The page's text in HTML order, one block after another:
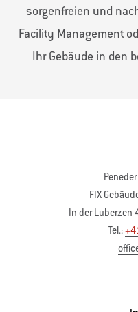
sorgenfreien und
Facility Management
Ihr Gebäude in den
FIX
In der Luberzen
Tel.: